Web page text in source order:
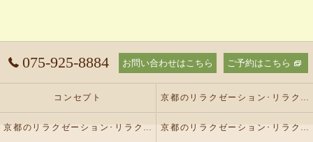
075-925-8884 お問い合わせはこちら ご予約はこちら
コンセプト 京都のリラクゼーション･リラクゼーションサロン オリーブの口コミ情報
京都のリラクゼーション･リラクゼーションサロン オリーブの評判 京都のリラクゼーション･リラクゼーションサロン オリーブのお客様の声